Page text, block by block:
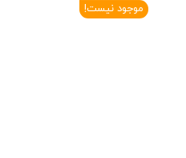
موجود نیست!